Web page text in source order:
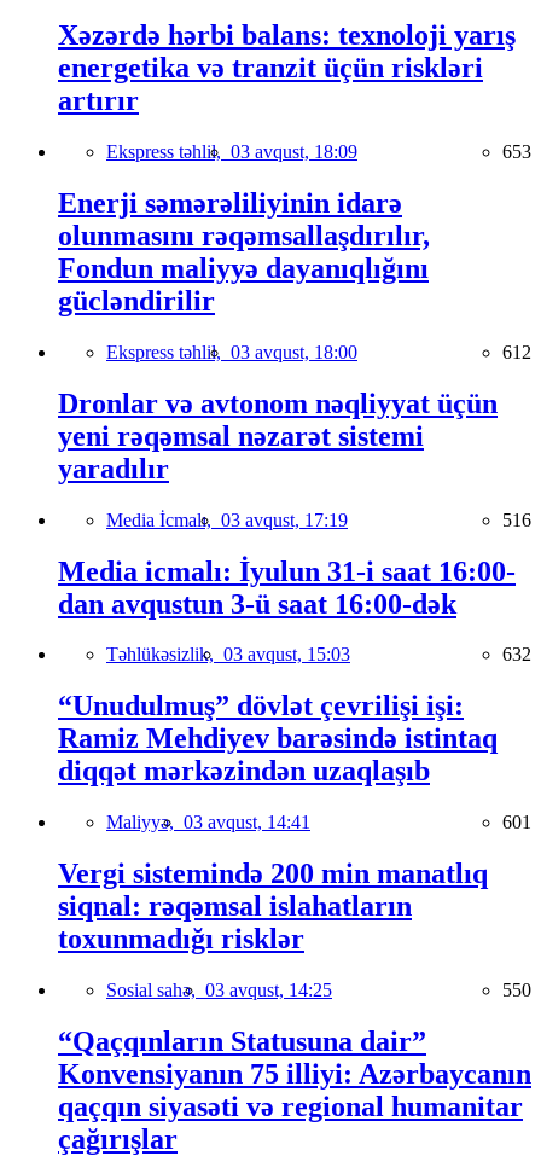
Xəzərdə hərbi balans: texnoloji yarış
energetika və tranzit üçün riskləri
artırır
Ekspress təhlil, 03 avqust, 18:09 653
Enerji səmərəliliyinin idarə
olunmasını rəqəmsallaşdırılır,
Fondun maliyyə dayanıqlığını
gücləndirilir
Ekspress təhlil, 03 avqust, 18:00 612
Dronlar və avtonom nəqliyyat üçün
yeni rəqəmsal nəzarət sistemi
yaradılır
Media İcmalı, 03 avqust, 17:19 516
Media icmalı: İyulun 31-i saat 16:00-
dan avqustun 3-ü saat 16:00-dək
Təhlükəsizlik, 03 avqust, 15:03 632
“Unudulmuş” dövlət çevrilişi işi:
Ramiz Mehdiyev barəsində istintaq
diqqət mərkəzindən uzaqlaşıb
Maliyyə, 03 avqust, 14:41 601
Vergi sistemində 200 min manatlıq
siqnal: rəqəmsal islahatların
toxunmadığı risklər
Sosial sahə, 03 avqust, 14:25 550
“Qaçqınların Statusuna dair”
Konvensiyanın 75 illiyi: Azərbaycanın
qaçqın siyasəti və regional humanitar
çağırışlar